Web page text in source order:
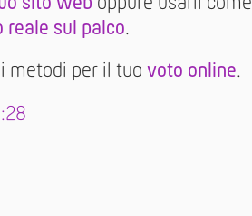
sul palco.
metodi per il tuo voto online.